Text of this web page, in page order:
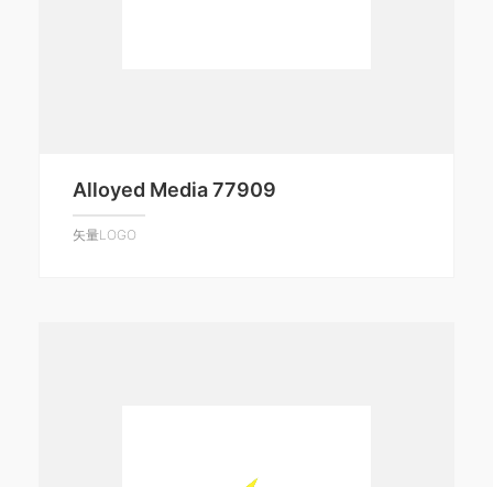
Alloyed Media 77909
矢量LOGO